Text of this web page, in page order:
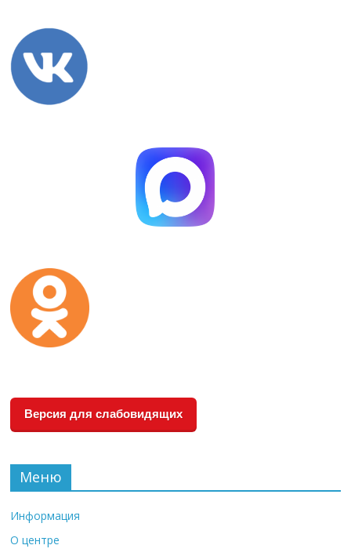
Версия для слабовидящих
Меню
Информация
О центре